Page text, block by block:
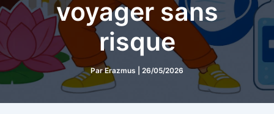
voyager sans
risque
ParErazmus 26/05/2026